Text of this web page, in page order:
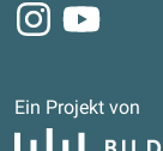
Instagram
Youtube
Ein Projekt von
Bildung und